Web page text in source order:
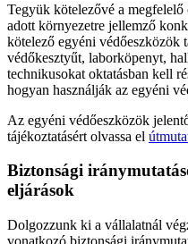
Tegyük kötelezővé a
adott környezetre jellemző
kötelező egyéni védőeszközök
védőkesztyűt, laborköpenyt,
technikusokat oktatásban kell
hogyan használják az egyéni
Az egyéni védőeszközök
tájékoztatásért olvassa el
Biztonsági
eljárások
Dolgozzunk ki a vállalatnál
vonatkozó biztonsági